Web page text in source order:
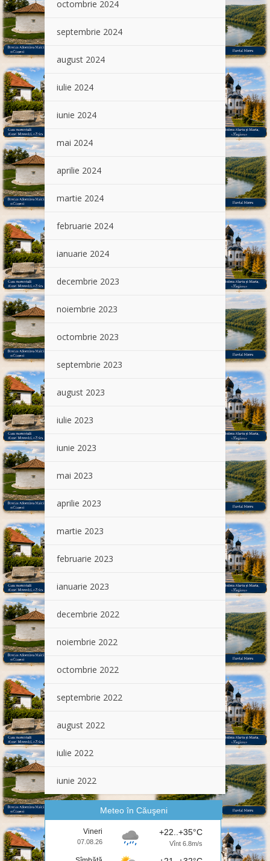
octombrie 2024
septembrie 2024
august 2024
iulie 2024
iunie 2024
mai 2024
aprilie 2024
martie 2024
februarie 2024
ianuarie 2024
decembrie 2023
noiembrie 2023
octombrie 2023
septembrie 2023
august 2023
iulie 2023
iunie 2023
mai 2023
aprilie 2023
martie 2023
februarie 2023
ianuarie 2023
decembrie 2022
noiembrie 2022
octombrie 2022
septembrie 2022
august 2022
iulie 2022
iunie 2022
Meteo în Căuşeni
Vineri
07.08.26
+22..+35°C
Vînt 6.8m/s